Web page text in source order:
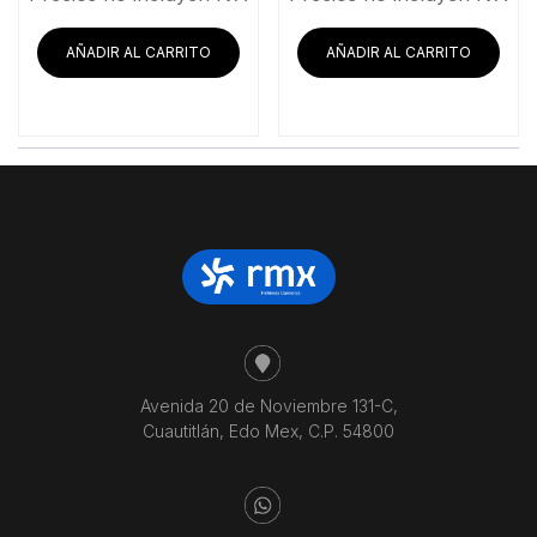
era:
$32,533.62.
$26,929.31.
AÑADIR AL CARRITO
era:
$49,320.69.
AÑADIR AL CARRITO
Avenida 20 de Noviembre 131-C,
Cuautitlán, Edo Mex, C.P. 54800